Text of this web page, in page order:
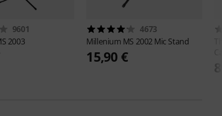
9601
2003
4673
Millenium MS 2002 Mic Stand
15,90 €